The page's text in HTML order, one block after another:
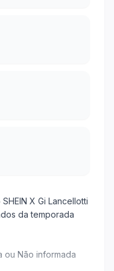
X Gi Lancellotti
da temporada
ou Não informada